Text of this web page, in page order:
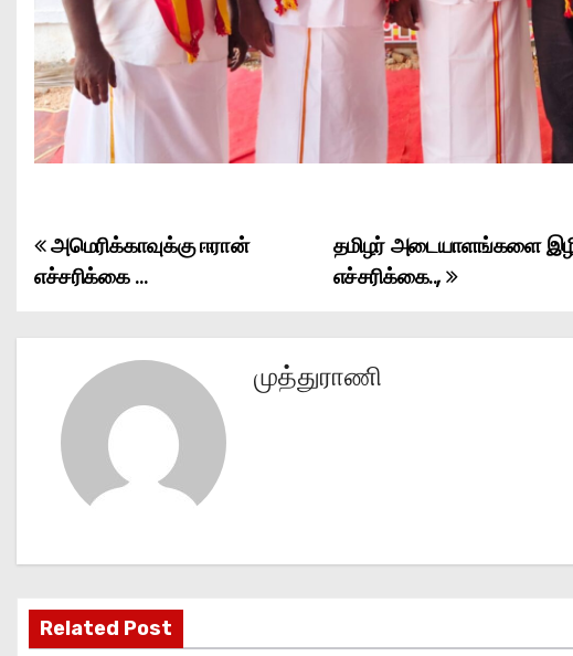
P
s
i
g
தமிழர் அடையாளங்களை
எச்சரிக்கை..,
அமெரிக்காவுக்கு ஈரான்
எச்சரிக்கை …
முத்துராணி
Related Post